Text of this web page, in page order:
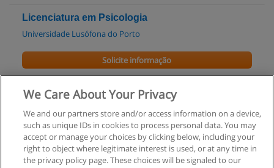
Licenciatura em Psicologia
Universidade Lusófona do Porto
Solicite informação
Mestrado em Genética Forense
Faculdade de Ciências da Universidade do Porto
Solicite informação
We Care About Your Privacy
We and our partners store and/or access information on a device,
such as unique IDs in cookies to process personal data. You may
accept or manage your choices by clicking below, including your
right to object where legitimate interest is used, or at any time in
the privacy policy page. These choices will be signaled to our